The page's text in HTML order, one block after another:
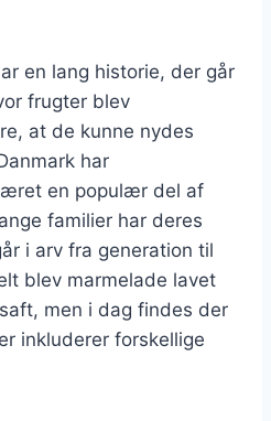
en lang historie, der går
frugter blev
at de kunne nydes
har
en populær del af
familier har deres
i arv fra generation til
blev marmelade lavet
men i dag findes der
inkluderer forskellige